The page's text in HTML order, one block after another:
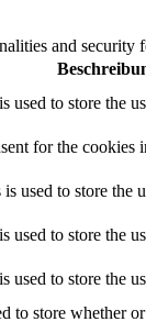
and security
to store the
for the
to store the
to store the
to store the
store whether